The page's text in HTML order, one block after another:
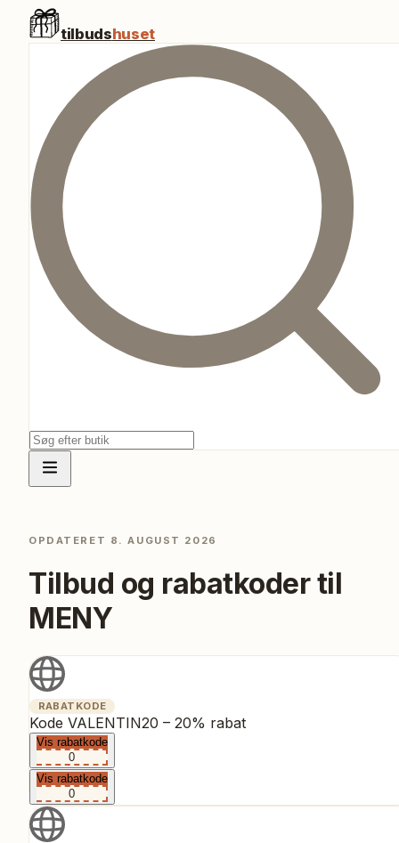
tilbudshuset
OPDATERET 8. AUGUST 2026
Tilbud og rabatkoder til
MENY
RABATKODE
Kode VALENTIN20 – 20% rabat
Vis rabatkode
0
Vis rabatkode
0